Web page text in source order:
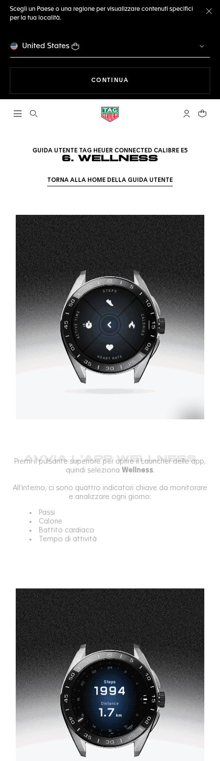
Scegli un Paese o una regione per visualizzare contenuti specifici
per la tua località.
United States
CONTINUA
Apri la ricerca L'account
Il tuo